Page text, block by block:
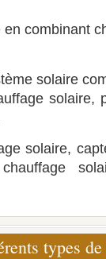
combinant
solaire
solaire,
solaire,
types